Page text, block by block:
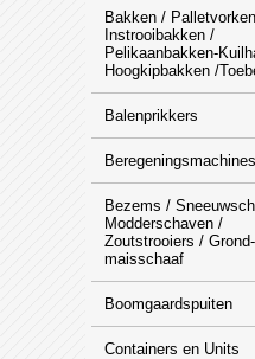
Bakken /
Instrooibakken /
Pelikaanbakken-
Hoogkipbakken /
Balenprikkers
Beregeningsmachines
Bezems /
Modderschaven /
Zoutstrooiers / Grond-
maisschaaf
Boomgaardspuiten
Containers en Units